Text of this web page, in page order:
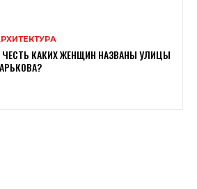
ЧЕСТЬ КАКИХ ЖЕНЩИН НАЗВАНЫ УЛИЦЫ